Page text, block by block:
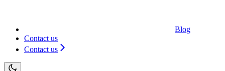
Blog
Contact us
Contact us